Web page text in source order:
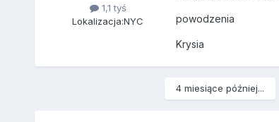
1,1 tyś
Lokalizacja:NYC powodzenia
Krysia
4 miesiące później...